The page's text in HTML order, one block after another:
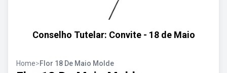
Conselho Tutelar: Convite - 18 de Maio
Home>Flor 18 De Maio Molde